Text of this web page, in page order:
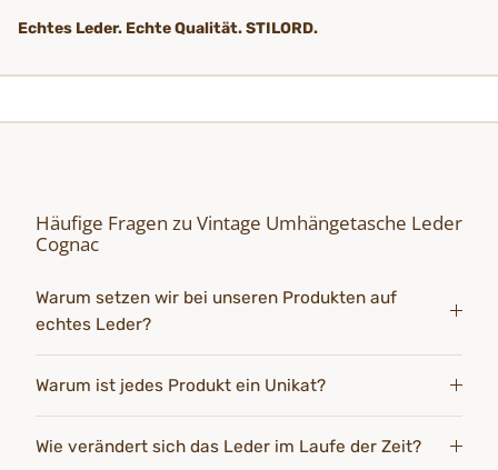
Echtes Leder. Echte Qualität. STILORD.
Häufige Fragen zu Vintage Umhängetasche Leder
Cognac
Warum setzen wir bei unseren Produkten auf
echtes Leder?
Warum ist jedes Produkt ein Unikat?
Wie verändert sich das Leder im Laufe der Zeit?